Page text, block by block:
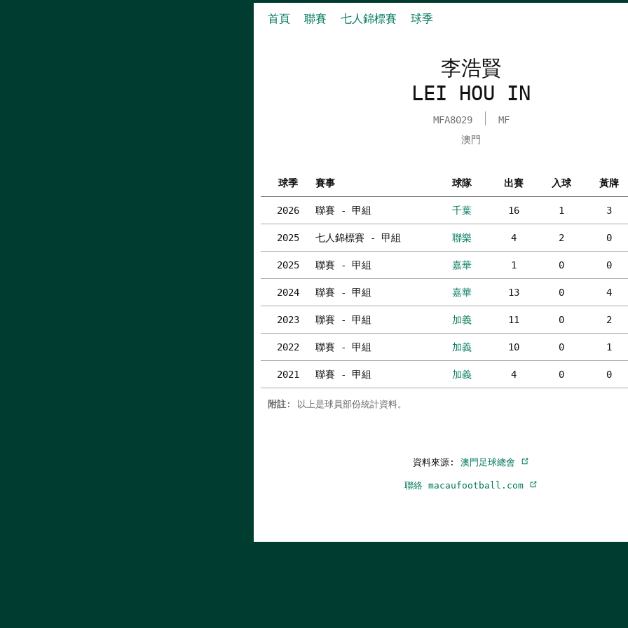
首頁 聯賽 七人錦標賽 球季
李浩賢
LEI HOU IN
MFA8029
MF
澳門
球季 賽事 球隊 出賽 入球 黃牌
2026 聯賽 - 甲組 千葉 16 1 3
2025 七人錦標賽 - 甲組 聯樂 4 2 0
2025 聯賽 - 甲組 嘉華 1 0 0
2024 聯賽 - 甲組 嘉華 13 0 4
2023 聯賽 - 甲組 加義 11 0 2
2022 聯賽 - 甲組 加義 10 0 1
2021 聯賽 - 甲組 加義 4 0 0
附註 : 以上是球員部份統計資料。
資料來源: 澳門足球總會
聯絡 macaufootball.com